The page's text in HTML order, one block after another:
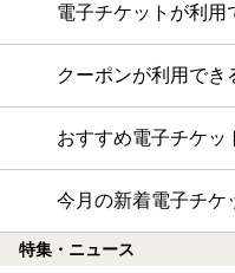
電子チケットが利用
クーポンが利用でき
おすすめ電子チケッ
今月の新着電子チケ
特集・ニュース